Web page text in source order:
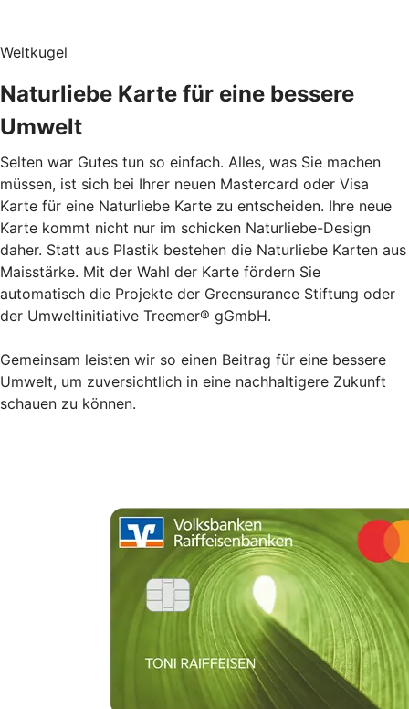
Weltkugel
Naturliebe Karte für eine bessere
Umwelt
Selten war Gutes tun so einfach. Alles, was Sie machen
müssen, ist sich bei Ihrer neuen Mastercard oder Visa
Karte für eine Naturliebe Karte zu entscheiden. Ihre neue
Karte kommt nicht nur im schicken Naturliebe-Design
daher. Statt aus Plastik bestehen die Naturliebe Karten aus
Maisstärke. Mit der Wahl der Karte fördern Sie
automatisch die Projekte der Greensurance Stiftung oder
der Umweltinitiative Treemer® gGmbH.
Gemeinsam leisten wir so einen Beitrag für eine bessere
Umwelt, um zuversichtlich in eine nachhaltigere Zukunft
schauen zu können.